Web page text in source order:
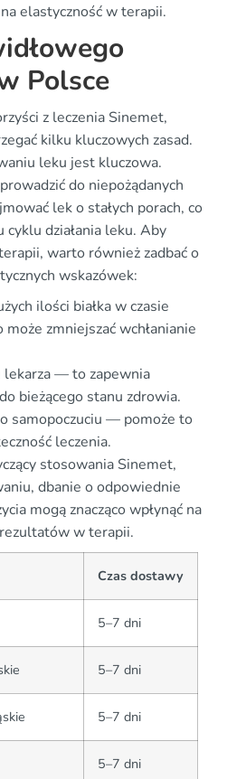
elastyczność w terapii.
Polsce
z leczenia Sinemet,
kilku kluczowych zasad.
leku jest kluczowa.
do niepożądanych
lek o stałych porach, co
działania leku. Aby
warto również zadbać o
wskazówek:
ilości białka w czasie
zmniejszać wchłanianie
— to zapewnia
bieżącego stanu zdrowia.
samopoczuciu — pomoże to
leczenia.
stosowania Sinemet,
dbanie o odpowiednie
mogą znacząco wpłynąć na
w terapii.
Czas dostawy
5–7 dni
5–7 dni
5–7 dni
5–7 dni